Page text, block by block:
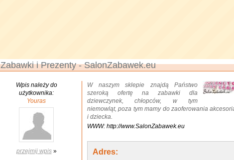
Zabawki i Prezenty - SalonZabawek.eu
Wpis należy do
użytkownika:
Youras
przejmij wpis»
W naszym sklepie znajdą Państwo
szeroką ofertę na zabawki dla
dziewczynek, chłopców, w tym
niemowląt, poza tym mamy do zaoferowania
i dziecka.
WWW: http://www.SalonZabawek.eu
Adres: